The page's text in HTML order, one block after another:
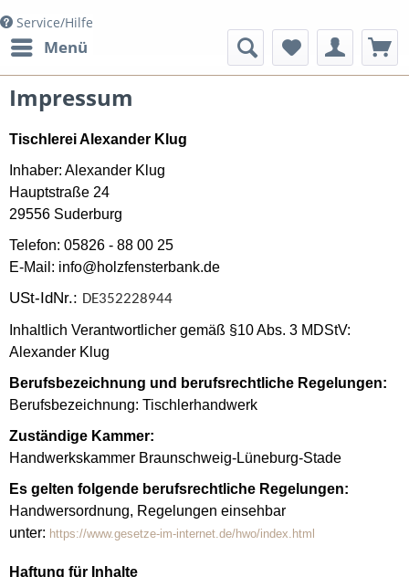
Service/Hilfe
Menü
Impressum
Tischlerei Alexander Klug
Inhaber: Alexander Klug
Hauptstraße 24
29556 Suderburg
Telefon: 05826 - 88 00 25
E-Mail: info@holzfensterbank.de
USt-IdNr.: DE352228944
Inhaltlich Verantwortlicher gemäß §10 Abs. 3 MDStV:
Alexander Klug
Berufsbezeichnung und berufsrechtliche Regelungen:
Berufsbezeichnung: Tischlerhandwerk
Zuständige Kammer:
Handwerkskammer Braunschweig-Lüneburg-Stade
Es gelten folgende berufsrechtliche Regelungen:
Handwersordnung, Regelungen einsehbar
unter: https://www.gesetze-im-internet.de/hwo/index.html
Haftung für Inhalte